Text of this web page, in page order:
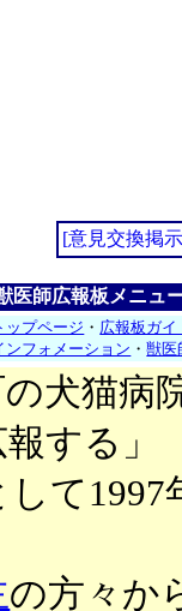
[意見交換掲
医師広報板メニュ
ップページ ・ 広報板ガイ
ンフォメーション ・獣医
犬猫病
する」
て
の方々か